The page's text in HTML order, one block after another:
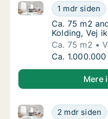
Ca. 75 m2
1 mdr siden
Ca. 75 m2
Ca. 75 m2
Ca. 75 m2
Kolding, Vej
Ca. 75 m2
Ca. 75 m2
Ca.
Mere
Ca. 75 m2
2 mdr siden
Ca. 75 m2